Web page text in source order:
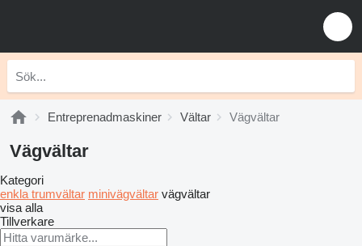
Entreprenadmaskiner Vältar Vägvältar
Vägvältar
Kategori
enkla trumvältar minivägvältar vägvältar
visa alla
Tillverkare